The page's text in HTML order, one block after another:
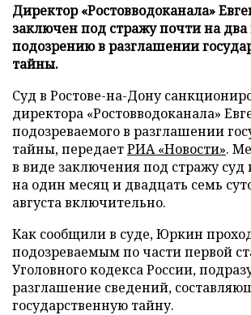
Директор «Ростовводоканала»
заключен под стражу почти на два
подозрению в разглашении
тайны.
Суд в Ростове-на-Дону
директора «Ростовводоканала»
подозреваемого в разглашении
тайны, передаетРИА «Новости».
в виде заключения под стражу суд
на один месяц и двадцать семь
августа включительно.
Как сообщили в суде, Юркин
подозреваемым по части первой
Уголовного кодекса России,
разглашение сведений,
государственную тайну.